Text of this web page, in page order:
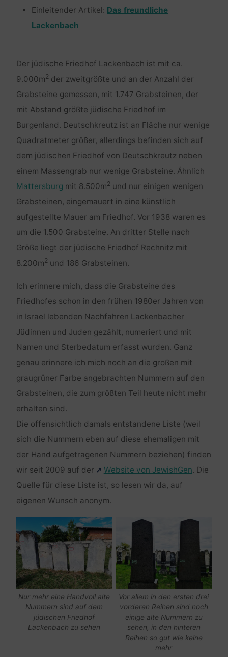
Einleitender Artikel: Das freundliche
Lackenbach
Der jüdische Friedhof Lackenbach ist mit ca.
9.000m2 der zweitgrößte und an der Anzahl der
Grabsteine gemessen, mit 1.747 Grabsteinen, der
mit Abstand größte jüdische Friedhof im
Burgenland. Deutschkreutz ist an Fläche nur wenige
Quadratmeter größer, allerdings befinden sich auf
dem jüdischen Friedhof von Deutschkreutz neben
einem Massengrab nur wenige Grabsteine. Ähnlich
Mattersburg mit 8.500m2 und nur einigen wenigen
Grabsteinen, eingemauert in eine künstlich
aufgestellte Mauer am Friedhof. Vor 1938 waren es
um die 1.500 Grabsteine. An dritter Stelle nach
Größe liegt der jüdische Friedhof Rechnitz mit
8.200m2 und 186 Grabsteinen.
Ich erinnere mich, dass die Grabsteine des
Friedhofes schon in den frühen 1980er Jahren von
in Israel lebenden Nachfahren Lackenbacher
Jüdinnen und Juden gezählt, numeriert und mit
Namen und Sterbedatum erfasst wurden. Ganz
genau erinnere ich mich noch an die großen mit
graugrüner Farbe angebrachten Nummern auf den
Grabsteinen, die zum größten Teil heute nicht mehr
erhalten sind.
Die offensichtlich damals entstandene Liste (weil
sich die Nummern eben auf diese ehemaligen mit
der Hand aufgetragenen Nummern beziehen) finden
wir seit 2009 auf der
Website von JewishGen. Die
Quelle für diese Liste ist, so lesen wir da, auf
eigenen Wunsch anonym.
Nur mehr eine Handvoll alte
Nummern sind auf dem
jüdischen Friedhof
Lackenbach zu sehen
Vor allem in den ersten drei
vorderen Reihen sind noch
einige alte Nummern zu
sehen, in den hinteren
Reihen so gut wie keine
mehr